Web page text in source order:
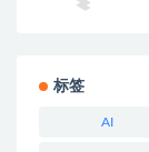
标签
AI